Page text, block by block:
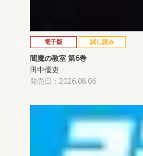
電子版 試し読み
閻魔の教室 第6巻
田中優吏
発売日：2026.08.06